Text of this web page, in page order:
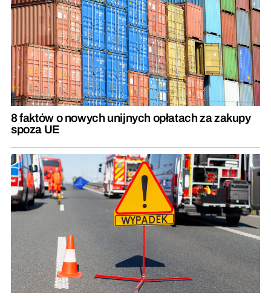
8 faktów o nowych unijnych opłatach za zakupy
spoza UE